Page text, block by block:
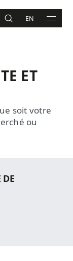
RECHERCHE
EN MAIN
Recherche
ET
soit votre
ou
DE